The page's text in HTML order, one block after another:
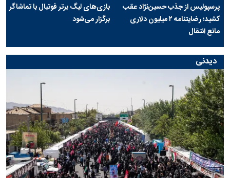
پرسپولیس از جذب حسین‌نژاد عقب
کشید؛ رضایتنامه ۲ میلیون دلاری
مانع انتقال
بازی‌های لیگ برتر فوتبال با تماشاگر
برگزار می‌شود
دیدنی